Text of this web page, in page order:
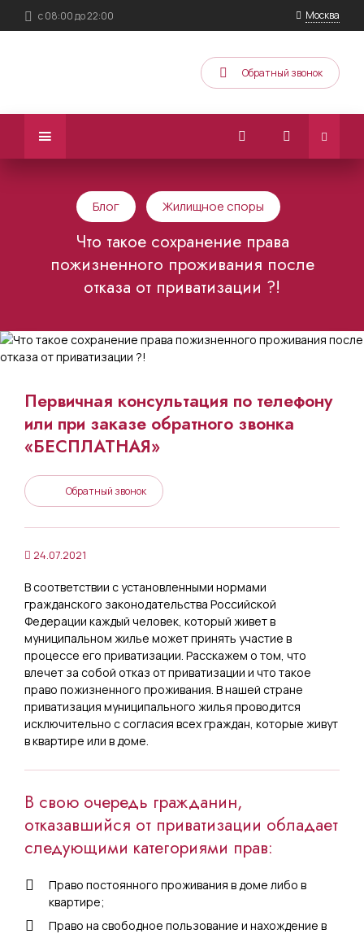
с 08:00 до 22:00 Москва
Обратный звонок
Блог Жилищное споры
Что такое сохранение права
пожизненного проживания после
отказа от приватизации ?!
Первичная консультация по телефону
или при заказе обратного звонка
«БЕСПЛАТНАЯ»
Обратный звонок
24.07.2021
В соответствии с установленными нормами
гражданского законодательства Российской
Федерации каждый человек, который живет в
муниципальном жилье может принять участие в
процессе его приватизации. Расскажем о том, что
влечет за собой отказ от приватизации и что такое
право пожизненного проживания. В нашей стране
приватизация муниципального жилья проводится
исключительно с согласия всех граждан, которые живут
в квартире или в доме.
В свою очередь гражданин,
отказавшийся от приватизации обладает
следующими категориями прав:
Право постоянного проживания в доме либо в
квартире;
Право на свободное пользование и нахождение в